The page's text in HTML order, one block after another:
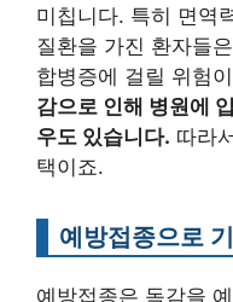
미칩니다. 특히 면역
질환을 가진 환자들
합병증에 걸릴 위험
감으로 인해 병원에
우도 있습니다. 따라
택이죠.
예방접종으로
예방접종은 독감을